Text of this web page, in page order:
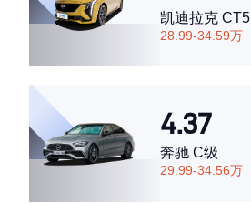
凯迪拉克 CT5
28.99-34.59万
4.37
奔驰 C级
29.99-34.56万